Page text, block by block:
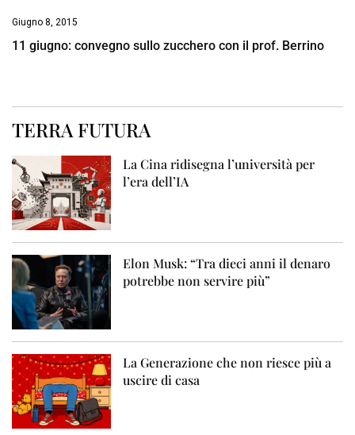
Giugno 8, 2015
11 giugno: convegno sullo zucchero con il prof. Berrino
TERRA FUTURA
La Cina ridisegna l’università per
l’era dell’IA
Elon Musk: “Tra dieci anni il denaro
potrebbe non servire più”
La Generazione che non riesce più a
uscire di casa